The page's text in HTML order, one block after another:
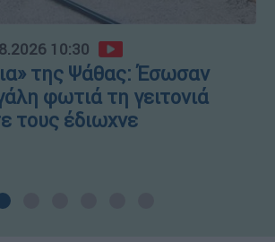
10:30
της Ψάθας: Έσωσαν
φωτιά τη γειτονιά
τους έδιωχνε